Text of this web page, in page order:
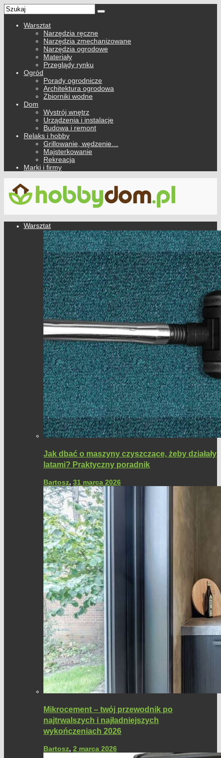
Warsztat
Narzędzia ręczne
Narzędzia zmechanizowane
Narzędzia ogrodowe
Materiały
Przeglądy rynku
Ogród
Porady ogrodnicze
Architektura ogrodowa
Zbiorniki wodne
Dom
Wystrój wnętrz
Urządzenia i instalacje
Budowa i remont
Relaks i hobby
Grillowanie, wędzenie…
Majsterkowanie
Rekreacja
Marki i firmy
Warsztat
Jak dbać o maszyny czyszczące, żeby działały
latami? Praktyczny poradnik
Bartosz, 31 marca 2026
Mikrocement – twój przewodnik po
najtrwalszych i najładniejszych
wykończeniach 2026
Bartosz, 2 marca 2026